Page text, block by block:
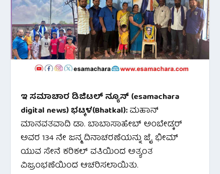
ಇ ಸಮಾಚಾರ ಡಿಜಿಟಲ್ ನ್ಯೂಸ್ (esamachara
digital news) ಭಟ್ಕಳ(Bhatkal):ಮಹಾನ್
ಮಾನವತವಾದಿ ಡಾ. ಬಾಬಾಸಾಹೇಬ್ ಅಂಬೇಡ್ಕರ್
ಅವರ 134 ನೇ ಜನ್ಮ ದಿನಾಚರಣೆಯನ್ನು ಜೈ ಭೀಮ್
ಯುವ ಸೇನೆ ಕರಿಕಲ್ ವತಿಯಿಂದ ಅತ್ಯಂತ
ವಿಜ್ರಂಭಣೆಯಿಂದ ಆಚರಿಸಲಾಯಿತು.